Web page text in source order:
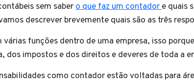
sem saber o que faz um contador e quais
descrever brevemente quais são as três
funções dentro de uma empresa, isso
dos impostos e dos direitos e deveres de toda a
como contador estão voltadas para